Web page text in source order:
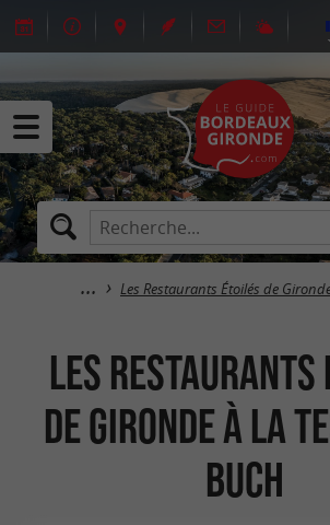
Les Restaurants Étoilés de
Les
de Gironde à La
Buch